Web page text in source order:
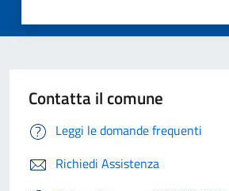
Contatta il comune
Leggi le domande frequenti
Richiedi Assistenza